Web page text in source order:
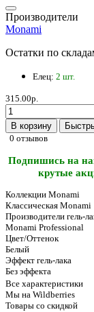
Производители
Monami
Остатки по
Елец: 2 шт.
315.00р.
В корзину
0 отзывов
Подпишись на
крутые
Коллекции Monami
Классическая Monami
Производители гель-
Monami Professional
Цвет/Оттенок
Белый
Эффект гель-лака
Без эффекта
Все характеристики
Мы на Wildberries
Товары со скидкой